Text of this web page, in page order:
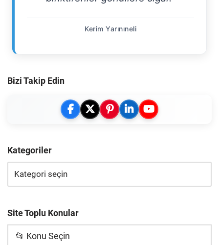
Kerim Yarınıneli
Bizi Takip Edin
Kategoriler
Site Toplu Konular
📂 Konu Seçin